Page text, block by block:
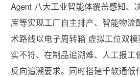
Agent 八大工业智能体覆盖感知、
库等实现工厂自主排产、智能物
术路线以电子周转箱 虚拟工位双
实不符、在制品追溯难、人工报
反向追溯要求。同时搭建千软通